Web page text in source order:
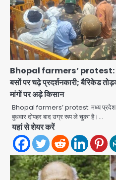
Bhopal farmers’ protest:
बसों पर चढ़े प्रदर्शनकारी; बैरिकेड
मांगों पर अड़े किसान
Bhopal farmers’ protest: मध्य प्रदेश की
बुधवार दोपहर बाद उग्र रूप ले चुका है।…
यहां से शेयर करें
2
Felix
सिर्फ 30
डॉक्टर परामर्श
Avinash
3
Noida
मिसाल,
प्राधिकरण ने
आरडब्ल्यूए ने
Avinash